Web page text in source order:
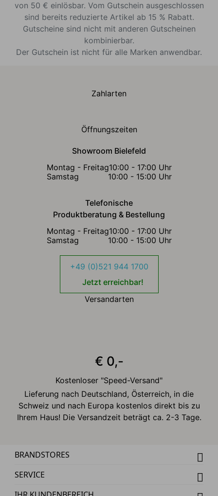
von 50 € einlösbar. Vom Gutschein ausgeschlossen
sind bereits reduzierte Artikel ab 15 % Rabatt.
Gutscheine sind nicht mit anderen Gutscheinen
kombinierbar.
Der Gutschein ist nicht für alle Marken anwendbar.
Zahlarten
Öffnungszeiten
Showroom Bielefeld
Montag - Freitag10:00 - 17:00 Uhr
Samstag
10:00 - 15:00 Uhr
Telefonische
Produktberatung & Bestellung
Montag - Freitag10:00 - 17:00 Uhr
Samstag
10:00 - 15:00 Uhr
+49 (0)521 944 1700
Jetzt erreichbar!
Versandarten
€ 0,-
Kostenloser "Speed-Versand"
Lieferung nach Deutschland, Österreich, in die
Schweiz und nach Europa kostenlos direkt bis zu
Ihrem Haus! Die Versandzeit beträgt ca. 2-3 Tage.
BRANDSTORES
SERVICE